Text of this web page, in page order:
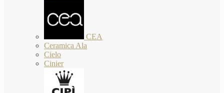
CEA
Ceramica Ala
Cielo
Cinier